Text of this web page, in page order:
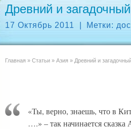
Древний и
17 Октябрь 2011 Метки:
Главная » Статьи » Азия » Древний и
«Ты, верно, знаешь, что в
….» – так начинается